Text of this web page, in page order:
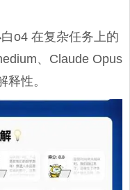
o4 在复杂任务上的
、Claude Opus
性。